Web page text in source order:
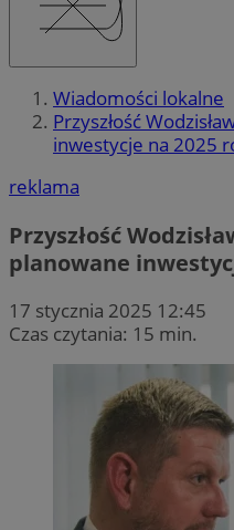
Wiadomości lokalne
Przyszłość
inwestycje na 2025
reklama
Przyszłość
planowane
17 stycznia 2025 12:45
Czas czytania: 15 min.